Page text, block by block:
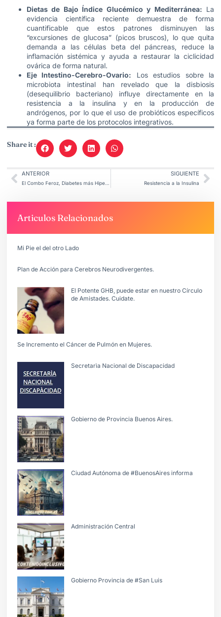
Dietas de Bajo Índice Glucémico y Mediterránea: La
evidencia científica reciente demuestra de forma
cuantificable que estos patrones disminuyen las
“excursiones de glucosa” (picos bruscos), lo que quita
demanda a las células beta del páncreas, reduce la
inflamación sistémica y ayuda a restaurar la ciclicidad
ovárica de forma natural.
Eje Intestino-Cerebro-Ovario: Los estudios sobre la
microbiota intestinal han revelado que la disbiosis
(desequilibrio bacteriano) influye directamente en la
resistencia a la insulina y en la producción de
andrógenos, por lo que el uso de probióticos específicos
ya forma parte de los protocolos integrativos.
Share it :
ANTERIOR
El Combo Feroz, Diabetes más Hipertensión Arterial
SIGUIENTE
Resistencia a la Insulina
Articulos Relacionados
Mi Pie el del otro Lado
Plan de Acción para Cerebros Neurodivergentes.
El Potente GHB, puede estar en nuestro Círculo
de Amistades. Cuidate.
Se Incremento el Cáncer de Pulmón en Mujeres.
Secretarìa Nacional de Discapacidad
Gobierno de Provincia Buenos Aires.
Ciudad Autónoma de #BuenosAires informa
Administración Central
Gobierno Provincia de #San Luis